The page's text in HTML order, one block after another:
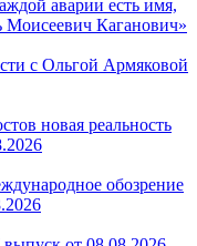
аварии есть имя,
Моисеевич Каганович»
с Ольгой Армяковой
новая реальность
обозрение